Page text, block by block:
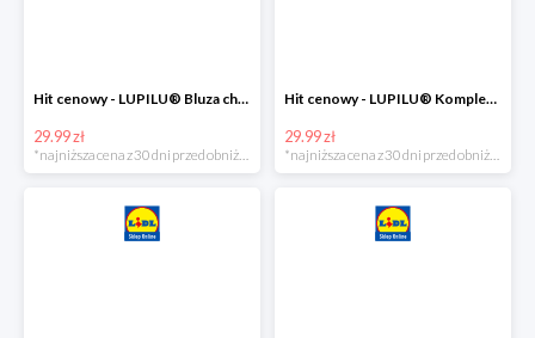
Hit cenowy - LUPILU® Bluza chłopięca w stylu college
29.99 zł
*najniższa cena z 30 dni przed obniżką
Hit cenowy - LUPILU® Komplet dziewczęcy (sukienka + legginsy)
29.99 zł
*najniższa cena z 30 dni przed obniżką